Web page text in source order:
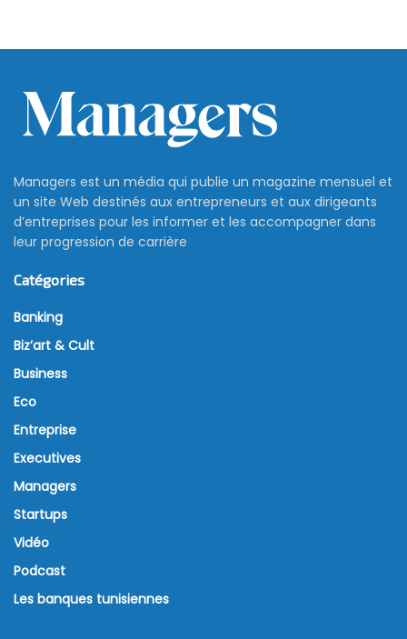
Managers est un média qui publie un magazine mensuel et
un site Web destinés aux entrepreneurs et aux dirigeants
d’entreprises pour les informer et les accompagner dans
leur progression de carrière
Catégories
Banking
Biz’art & Cult
Business
Eco
Entreprise
Executives
Managers
Startups
Vidéo
Podcast
Les banques tunisiennes